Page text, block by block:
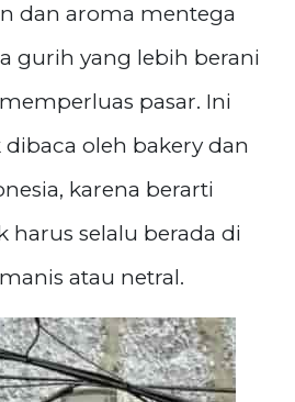
dan aroma mentega
gurih yang lebih berani
pasar. Ini
oleh bakery dan
karena berarti
harus selalu berada di
atau netral.